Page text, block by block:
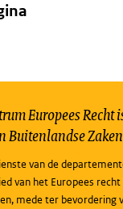
Europees
Buitenlandse
van de
van het Europees
mede ter bevordering